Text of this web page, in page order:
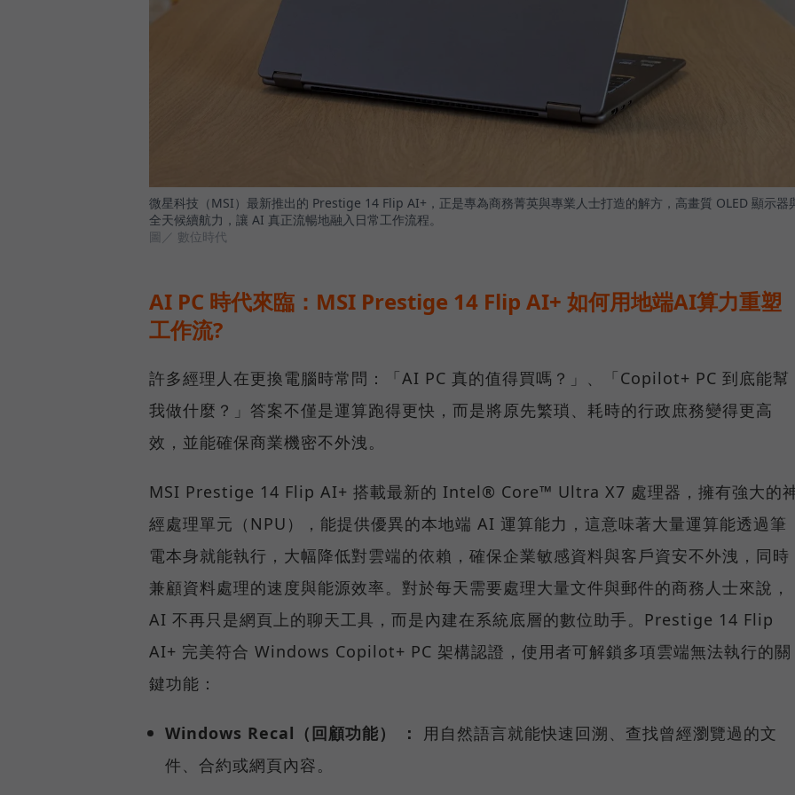
微星科技（MSI）最新推出的 Prestige 14 Flip AI+，正是專為商務菁英與專業人士打造的解方，高畫質 OLED 顯示器
全天候續航力，讓 AI 真正流暢地融入日常工作流程。
圖／ 數位時代
AI PC 時代來臨：MSI Prestige 14 Flip AI+ 如何用地端AI算力重塑
工作流?
許多經理人在更換電腦時常問：「AI PC 真的值得買嗎？」、「Copilot+ PC 到底能幫
我做什麼？」答案不僅是運算跑得更快，而是將原先繁瑣、耗時的行政庶務變得更高
效，並能確保商業機密不外洩。
MSI Prestige 14 Flip AI+ 搭載最新的 Intel® Core™ Ultra X7 處理器，擁有強大的
經處理單元（NPU），能提供優異的本地端 AI 運算能力，這意味著大量運算能透過筆
電本身就能執行，大幅降低對雲端的依賴，確保企業敏感資料與客戶資安不外洩，同時
兼顧資料處理的速度與能源效率。對於每天需要處理大量文件與郵件的商務人士來說，
AI 不再只是網頁上的聊天工具，而是內建在系統底層的數位助手。Prestige 14 Flip
AI+ 完美符合 Windows Copilot+ PC 架構認證，使用者可解鎖多項雲端無法執行的關
鍵功能：
Windows Recal（回顧功能） ：
用自然語言就能快速回溯、查找曾經瀏覽過的文
件、合約或網頁內容。